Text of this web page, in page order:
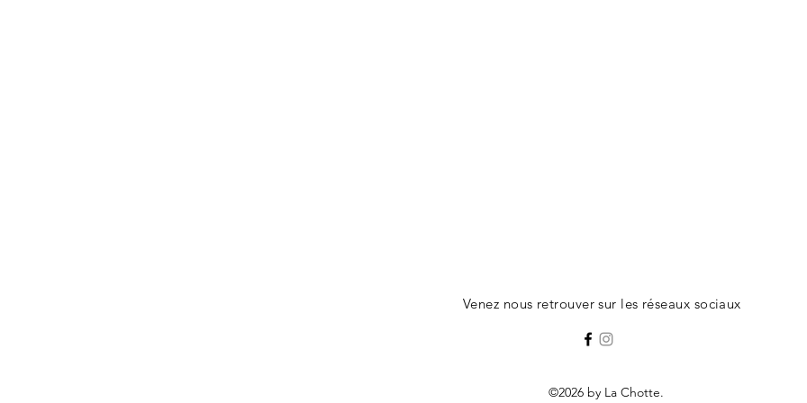
Venez nous retrouver sur les réseaux sociaux
©2026 by La Chotte.